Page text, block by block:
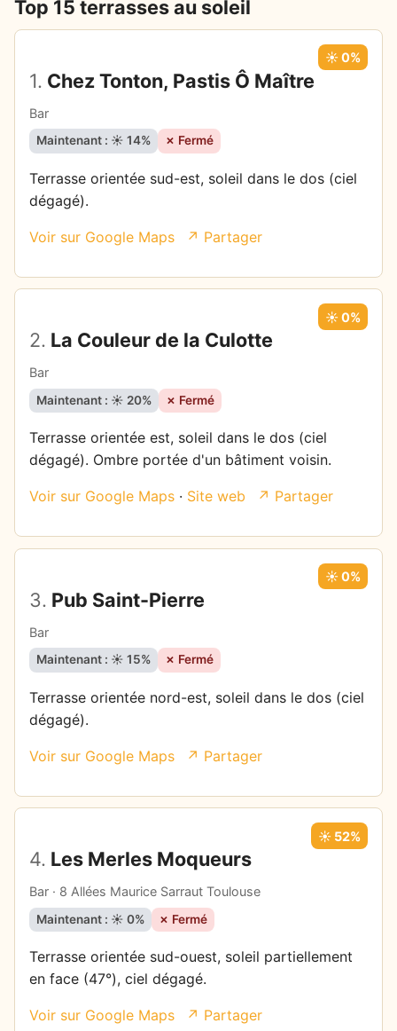
Top 15 terrasses au soleil
1. Chez Tonton, Pastis Ô Maître
Bar
☀️ 0%
Maintenant : ☀️ 14% ✗ Fermé
Terrasse orientée sud-est, soleil dans le dos (ciel
dégagé).
Voir sur Google Maps ↗ Partager
2. La Couleur de la Culotte
Bar
☀️ 0%
Maintenant : ☀️ 20% ✗ Fermé
Terrasse orientée est, soleil dans le dos (ciel
dégagé). Ombre portée d'un bâtiment voisin.
Voir sur Google Maps · Site web ↗ Partager
3. Pub Saint-Pierre
Bar
☀️ 0%
Maintenant : ☀️ 15% ✗ Fermé
Terrasse orientée nord-est, soleil dans le dos (ciel
dégagé).
Voir sur Google Maps ↗ Partager
4. Les Merles Moqueurs
Bar · 8 Allées Maurice Sarraut Toulouse
☀️ 52%
Maintenant : ☀️ 0% ✗ Fermé
Terrasse orientée sud-ouest, soleil partiellement
en face (47°), ciel dégagé.
Voir sur Google Maps ↗ Partager